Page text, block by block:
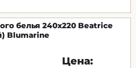
белья 240х220 Beatrice
Blumarine
Цена: